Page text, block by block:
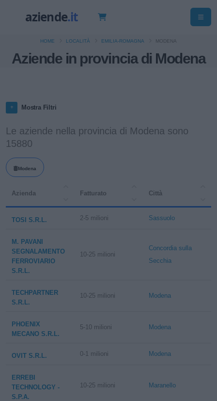
Aziende in provincia di Modena
HOME LOCALITÀ EMILIA-ROMAGNA MODENA
Mostra Filtri
Le aziende nella provincia di Modena sono
15880
Modena
Azienda Fatturato Città
TOSI S.R.L. 2-5 milioni Sassuolo
M. PAVANI
SEGNALAMENTO
FERROVIARIO
S.R.L.
10-25 milioni
Concordia sulla
Secchia
TECHPARTNER
S.R.L.
10-25 milioni Modena
PHOENIX
MECANO S.R.L.
5-10 milioni Modena
OVIT S.R.L. 0-1 milioni Modena
ERREBI
TECHNOLOGY -
S.P.A.
10-25 milioni Maranello